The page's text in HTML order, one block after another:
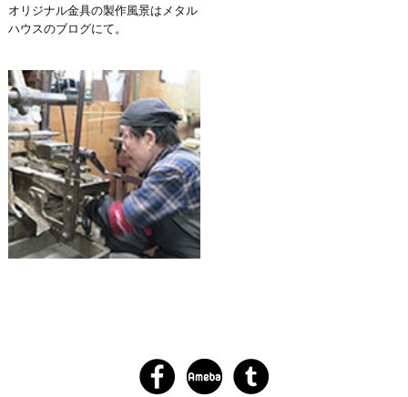
オリジナル金具の製作風景はメタル
ハウスのブログにて。